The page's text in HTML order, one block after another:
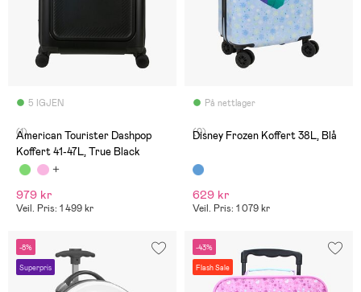
5 IGJEN
(1)
American Tourister Dashpop
Koffert 41-47L, True Black
979 kr
Veil. Pris: 1 499 kr
På nettlager
(0)
Disney Frozen Koffert 38L, Blå
629 kr
Veil. Pris: 1 079 kr
-8%
Superpris
-43%
Flash Sale